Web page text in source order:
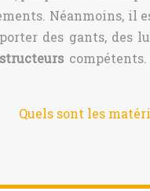
Néanmoins,
des gants,
Quels sont les